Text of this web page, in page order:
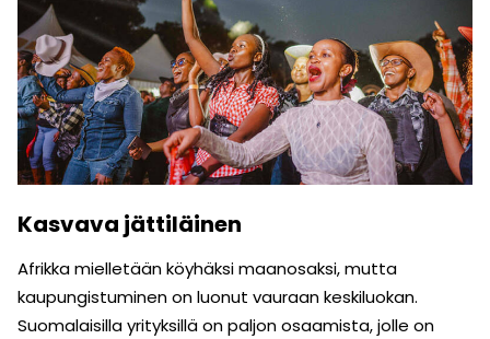
Kasvava jättiläinen
Afrikka mielletään köyhäksi maanosaksi, mutta
kaupungis­tuminen on luonut vauraan keskiluokan.
Suomalaisilla yrityksillä on paljon osaamista, jolle on